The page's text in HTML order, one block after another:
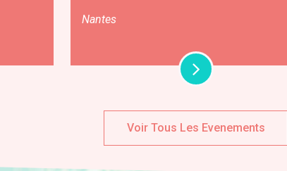
Nantes
Voir Tous Les Evenements